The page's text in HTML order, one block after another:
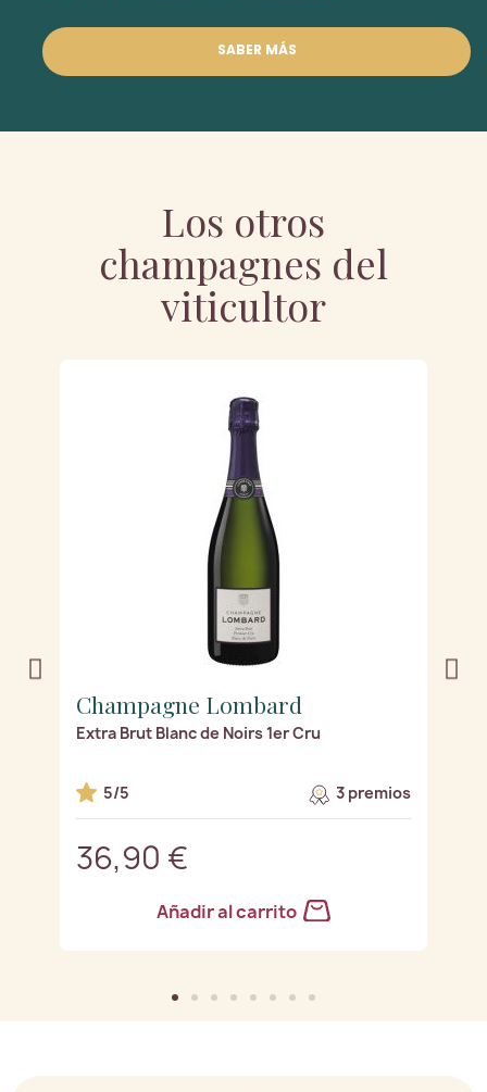
SABER MÁS
Los otros
champagnes del
viticultor
Champagne Lombard
Extra Brut Blanc de Noirs 1er Cru
5/5 3 premios
36,90 €
Añadir al carrito